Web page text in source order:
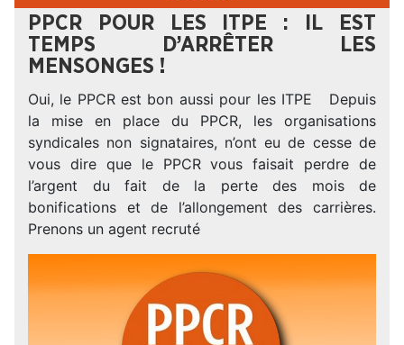
PPCR POUR LES ITPE : IL EST
TEMPS D’ARRÊTER LES
MENSONGES !
Oui, le PPCR est bon aussi pour les ITPE Depuis
la mise en place du PPCR, les organisations
syndicales non signataires, n’ont eu de cesse de
vous dire que le PPCR vous faisait perdre de
l’argent du fait de la perte des mois de
bonifications et de l’allongement des carrières.
Prenons un agent recruté